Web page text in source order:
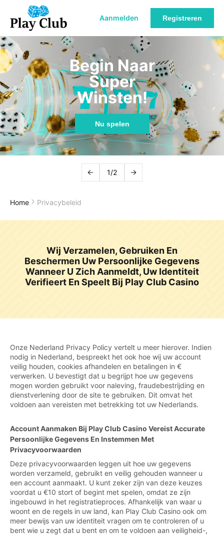
Aanmelden Registreren
Begin Naar
Super
Winsten!
Nu spelen
1/2
Home Privacybeleid
Wij Verzamelen, Gebruiken En
Beschermen Uw Persoonlijke Gegevens
Wanneer U Zich Aanmeldt, Uw Identiteit
Verifieert En Speelt Bij Play Club Casino
Onze Nederland Privacy Policy vertelt u meer hierover. Indien
nodig in Nederland, bespreekt het ook hoe wij uw account
veilig houden, cookies afhandelen en betalingen in €
verwerken. U bevestigt dat u begrijpt hoe uw gegevens
mogen worden gebruikt voor naleving, fraudebestrijding en
dienstverlening door de site te gebruiken. Dit omvat het
voldoen aan vereisten met betrekking tot uw Nederlands.
Account Aanmaken Bij Play Club Casino Vereist Accurate
Persoonlijke Gegevens En Instemmen Met
Privacyvoorwaarden
Deze privacyvoorwaarden leggen uit hoe uw gegevens
worden verzameld, gebruikt en veilig gehouden wanneer u
een account aanmaakt. U kunt zeker zijn van deze keuzes
voordat u €10 stort of begint met spelen, omdat ze zijn
ingebouwd in het registratieproces. Afhankelijk van waar u
woont en de regels in uw land, kan Play Club Casino ook om
meer bewijs van uw identiteit vragen om te controleren of u
bent wie u zegt dat u bent en om te voldoen aan veiligheid-,